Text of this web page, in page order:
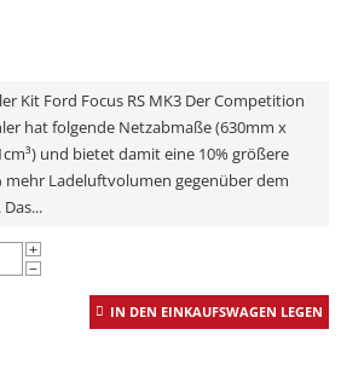
Kit Ford Focus RS MK3 Der Competition
hat folgende Netzabmaße (630mm x
und bietet damit eine 10% größere
mehr Ladeluftvolumen gegenüber dem
+
−
IN DEN EINKAUFSWAGEN LEGEN